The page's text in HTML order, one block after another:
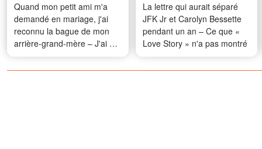
Quand mon petit ami m'a
demandé en mariage, j'ai
reconnu la bague de mon
arrière-grand-mère – J'ai eu
un choc, car cette bague
avait été enterrée avec elle il
La lettre qui aurait séparé
JFK Jr et Carolyn Bessette
pendant un an – Ce que «
Love Story » n'a pas montré